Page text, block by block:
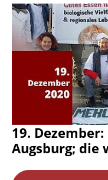
19.
Augsburg; die